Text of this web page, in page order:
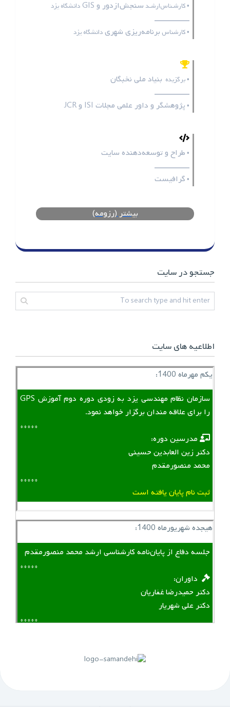
• کارشـناس‌ارشـد سنجش‌ازدور و GIS دانشگاه یزد
ـــــــــــــــــ
• کارشناس برنامه‌ریزی شهری دانشگاه یزد
• برگزیده بنیاد ملی نخبگان
ـــــــــــــــــ
• پژوهشگر و داور علمی مجلات ISI وJCR
• طراح و توسعه‌دهنده سایت
ـــــــــــــــــ
• گرافیست
بیشتر (رزومه)
جستجو در سایت
اطلاعیه های سایت
یکم مهرماه 1400:
سازمان نظام مهندسی یزد به زودی دوره دوم آموزش GPS
را برای علاقه مندان برگزار خواهد نمود.
*****
‌ ‌ مدرسین دوره:
دکتر زین العابدین حسینی
محمد منصورمقدم
*****
ثبت نام پایان یافته است
هیجده شهریورماه 1400:
جلسه دفاع از پایان‌نامه کارشناسی ارشد محمد منصورمقدم
*****
‌ ‌ داوران:
دکتر حمیدرضا غفاریان
دکتر علی شهریار
*****